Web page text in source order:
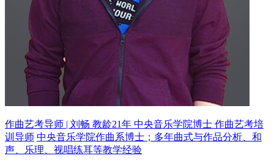
作曲艺考导师 | 刘畅 教龄21年 中央音乐学院博士 作曲艺考培
训导师 中央音乐学院作曲系博士；多年曲式与作品分析、和
声、乐理、视唱练耳等教学经验